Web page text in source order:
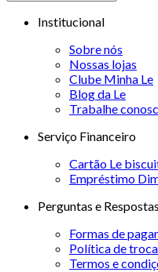
Institucional
Sobre nós
Nossas lojas
Clube Minha Le
Blog da Le
Trabalhe
Serviço Financeiro
Cartão Le
Empréstimo
Perguntas e Respostas
Formas de
Política de
Termos e